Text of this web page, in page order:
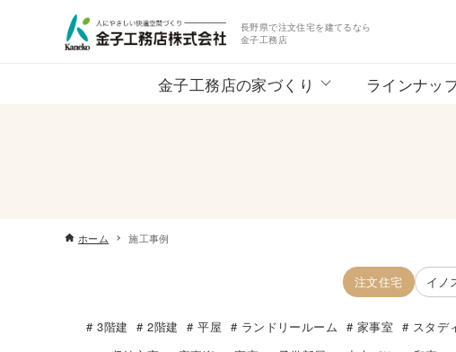
長野県で注文住宅を建てるなら
金子工務店
金子工務店の家づくり ラインナッ
ホーム 施工事例
注文住宅 イノ
3階建 2階建 平屋 ランドリールーム 家事室 スタデ